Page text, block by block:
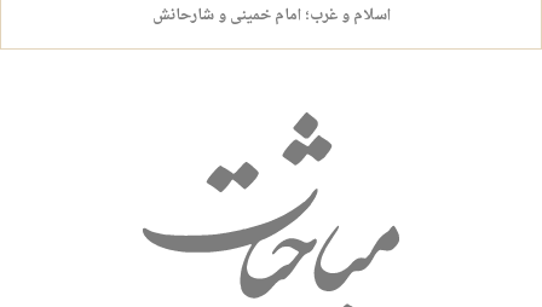
اسلام و غرب؛ امام خمینی و شارحانش